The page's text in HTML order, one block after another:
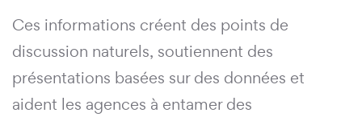
Ces informations créent des points de
discussion naturels, soutiennent des
présentations basées sur des données et
aident les agences à entamer des